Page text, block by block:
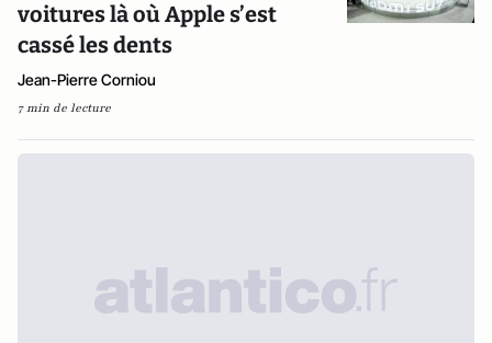
voitures là où Apple s’est
cassé les dents
Jean-Pierre Corniou
7 min de lecture